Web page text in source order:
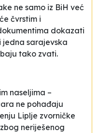
ne samo iz BiH već
čvrstim i
dokazati
jedna sarajevska
tako zvati.
naseljima –
ne pohađaju
Liplje zvorničke
neriješenog